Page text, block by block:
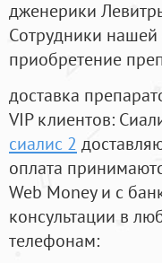
дженерики
Cотрудники
приобретение
доставка
VIP клиентов:
сиалис 2
оплата
Web Money и с
консультации в
телефонам: